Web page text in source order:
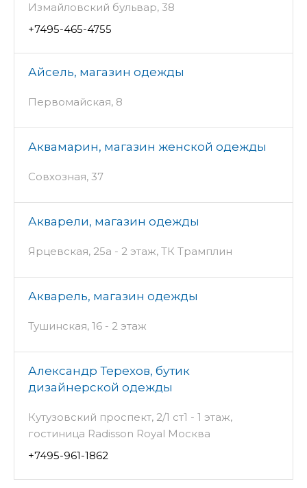
Измайловский бульвар, 38
+7495-465-4755
Айсель, магазин одежды
Первомайская, 8
Аквамарин, магазин женской одежды
Совхозная, 37
Акварели, магазин одежды
Ярцевская, 25а - 2 этаж, ТК Трамплин
Акварель, магазин одежды
Тушинская, 16 - 2 этаж
Александр Терехов, бутик
дизайнерской одежды
Кутузовский проспект, 2/1 ст1 - 1 этаж,
гостиница Radisson Royal Москва
+7495-961-1862